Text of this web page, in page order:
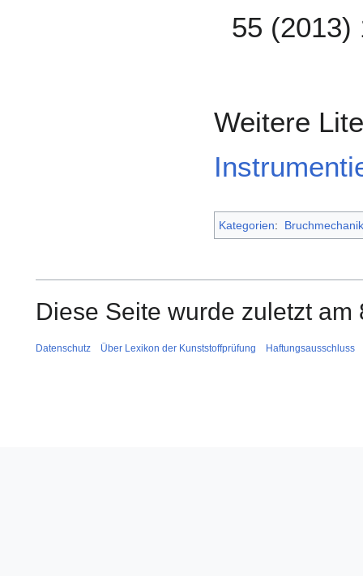
55
Weitere
Kategorien: Bruchmechanik
Diese Seite wurde zuletzt
Datenschutz Über Lexikon der Kunststoffprüfung Haftungsausschluss